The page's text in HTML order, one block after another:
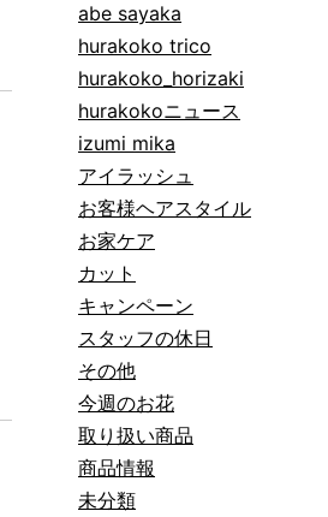
abe sayaka
hurakoko trico
hurakoko_horizaki
hurakokoニュース
izumi mika
アイラッシュ
お客様ヘアスタイル
お家ケア
カット
キャンペーン
スタッフの休日
その他
今週のお花
取り扱い商品
商品情報
未分類